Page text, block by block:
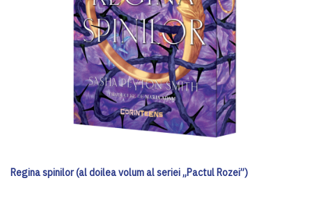
Regina spinilor (al doilea volum al seriei „Pactul Rozei”)